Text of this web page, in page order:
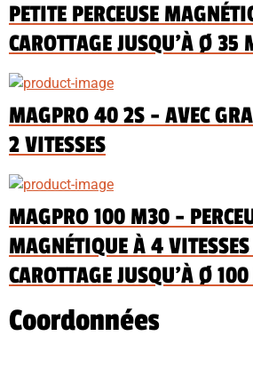
PETITE PERCEUSE
CAROTTAGE JUSQU'À Ø 35
MAGPRO 40 2S - AVEC
2 VITESSES
MAGPRO 100 M30 -
MAGNÉTIQUE À 4
CAROTTAGE JUSQU'À Ø
Coordonnées